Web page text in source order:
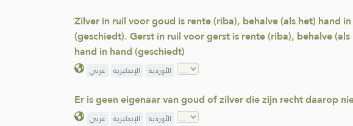
Zilver in ruil voor goud is rente (riba), behalve (als het) hand
(geschiedt). Gerst in ruil voor gerst is rente (riba), behalve
hand in hand (geschiedt)
عربي الإنجليزية الأوردية
Er is geen eigenaar van goud of zilver die zijn recht daarop
عربي الإنجليزية الأوردية